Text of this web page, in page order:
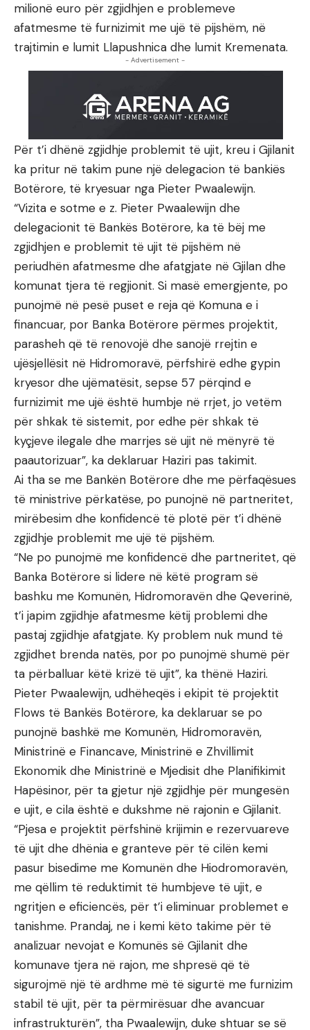
milionë euro për zgjidhjen e problemeve
afatmesme të furnizimit me ujë të pijshëm, në
trajtimin e lumit Llapushnica dhe lumit Kremenata.
- Advertisement -
Për t’i dhënë zgjidhje problemit të ujit, kreu i Gjilanit
ka pritur në takim pune një delegacion të bankiës
Botërore, të kryesuar nga Pieter Pwaalewijn.
“Vizita e sotme e z. Pieter Pwaalewijn dhe
delegacionit të Bankës Botërore, ka të bëj me
zgjidhjen e problemit të ujit të pijshëm në
periudhën afatmesme dhe afatgjate në Gjilan dhe
komunat tjera të regjionit. Si masë emergjente, po
punojmë në pesë puset e reja që Komuna e i
financuar, por Banka Botërore përmes projektit,
parasheh që të renovojë dhe sanojë rrejtin e
ujësjellësit në Hidromoravë, përfshirë edhe gypin
kryesor dhe ujëmatësit, sepse 57 përqind e
furnizimit me ujë është humbje në rrjet, jo vetëm
për shkak të sistemit, por edhe për shkak të
kyçjeve ilegale dhe marrjes së ujit në mënyrë të
paautorizuar”, ka deklaruar Haziri pas takimit.
Ai tha se me Bankën Botërore dhe me përfaqësues
të ministrive përkatëse, po punojnë në partneritet,
mirëbesim dhe konfidencë të plotë për t’i dhënë
zgjidhje problemit me ujë të pijshëm.
“Ne po punojmë me konfidencë dhe partneritet, që
Banka Botërore si lidere në këtë program së
bashku me Komunën, Hidromoravën dhe Qeverinë,
t’i japim zgjidhje afatmesme këtij problemi dhe
pastaj zgjidhje afatgjate. Ky problem nuk mund të
zgjidhet brenda natës, por po punojmë shumë për
ta përballuar këtë krizë të ujit”, ka thënë Haziri.
Pieter Pwaalewijn, udhëheqës i ekipit të projektit
Flows të Bankës Botërore, ka deklaruar se po
punojnë bashkë me Komunën, Hidromoravën,
Ministrinë e Financave, Ministrinë e Zhvillimit
Ekonomik dhe Ministrinë e Mjedisit dhe Planifikimit
Hapësinor, për ta gjetur një zgjidhje për mungesën
e ujit, e cila është e dukshme në rajonin e Gjilanit.
“Pjesa e projektit përfshinë krijimin e rezervuareve
të ujit dhe dhënia e granteve për të cilën kemi
pasur bisedime me Komunën dhe Hiodromoravën,
me qëllim të reduktimit të humbjeve të ujit, e
ngritjen e eficiencës, për t’i eliminuar problemet e
tanishme. Prandaj, ne i kemi këto takime për të
analizuar nevojat e Komunës së Gjilanit dhe
komunave tjera në rajon, me shpresë që të
sigurojmë një të ardhme më të sigurtë me furnizim
stabil të ujit, për ta përmirësuar dhe avancuar
infrastrukturën”, tha Pwaalewijn, duke shtuar se së